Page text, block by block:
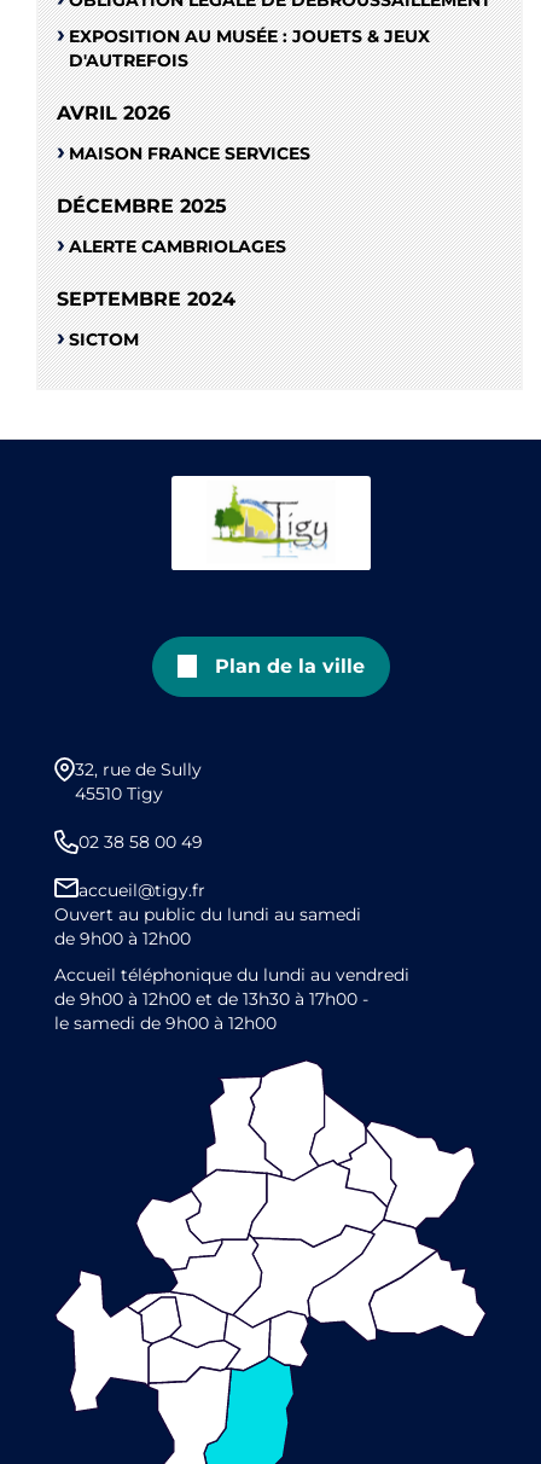
EXPOSITION AU MUSÉE : JOUETS & JEUX
D'AUTREFOIS
AVRIL 2026
MAISON FRANCE SERVICES
DÉCEMBRE 2025
ALERTE CAMBRIOLAGES
SEPTEMBRE 2024
SICTOM
Plan de la ville
32, rue de Sully
45510 Tigy
02 38 58 00 49
accueil@tigy.fr
Ouvert au public du lundi au samedi
de 9h00 à 12h00
Accueil téléphonique du lundi au vendredi
de 9h00 à 12h00 et de 13h30 à 17h00 -
le samedi de 9h00 à 12h00